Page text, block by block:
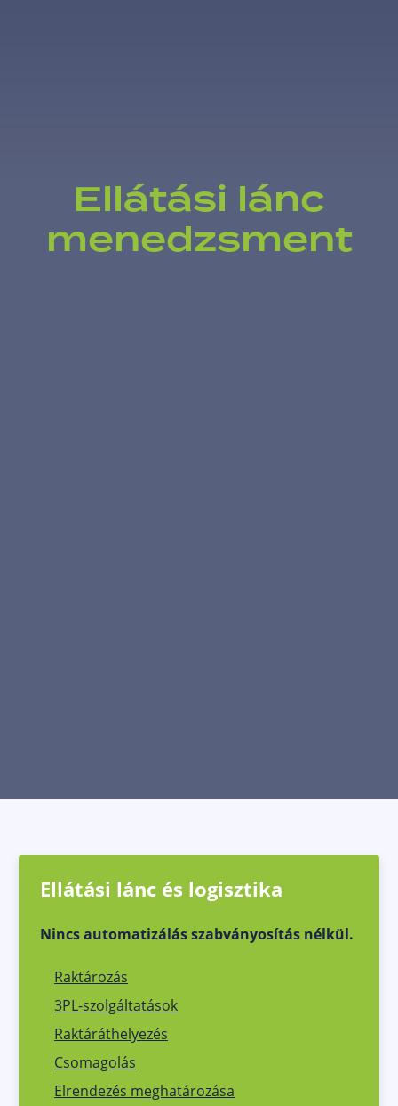
Ellátási lánc
menedzsment
Ellátási lánc és logisztika
Nincs automatizálás szabványosítás nélkül.
Raktározás
3PL-szolgáltatások
Raktáráthelyezés
Csomagolás
Elrendezés meghatározása